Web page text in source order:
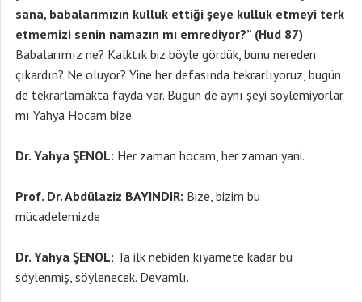
sana, babalarımızın kulluk ettiği şeye kulluk etmeyi terk
etmemizi senin namazın mı emrediyor?” (Hud 87)
Babalarımız ne? Kalktık biz böyle gördük, bunu nereden
çıkardın? Ne oluyor? Yine her defasında tekrarlıyoruz, bugün
de tekrarlamakta fayda var. Bugün de aynı şeyi söylemiyorlar
mı Yahya Hocam bize.
Dr. Yahya ŞENOL: Her zaman hocam, her zaman yani.
Prof. Dr. Abdülaziz BAYINDIR: Bize, bizim bu
mücadelemizde
Dr. Yahya ŞENOL: Ta ilk nebiden kıyamete kadar bu
söylenmiş, söylenecek. Devamlı.